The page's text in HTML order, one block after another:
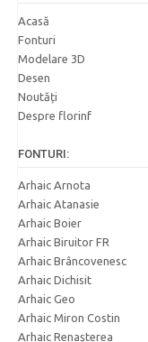
Acasă
Fonturi
Modelare 3D
Desen
Noutăți
Despre florinf
FONTURI:
Arhaic Arnota
Arhaic Atanasie
Arhaic Boier
Arhaic Biruitor FR
Arhaic Brâncovenesc
Arhaic Dichisit
Arhaic Geo
Arhaic Miron Costin
Arhaic Renașterea